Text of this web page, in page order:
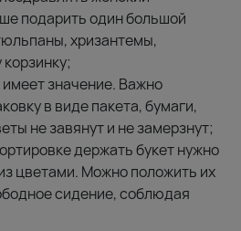
подарить один большой
хризантемы,
значение. Важно
в виде пакета, бумаги,
не завянут и не замерзнут;
держать букет нужно
цветами. Можно положить их
сидение, соблюдая